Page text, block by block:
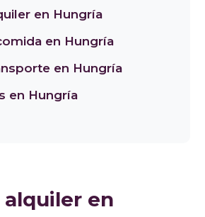
en Hungría
en Hungría
en Hungría
en Hungría
alquiler en